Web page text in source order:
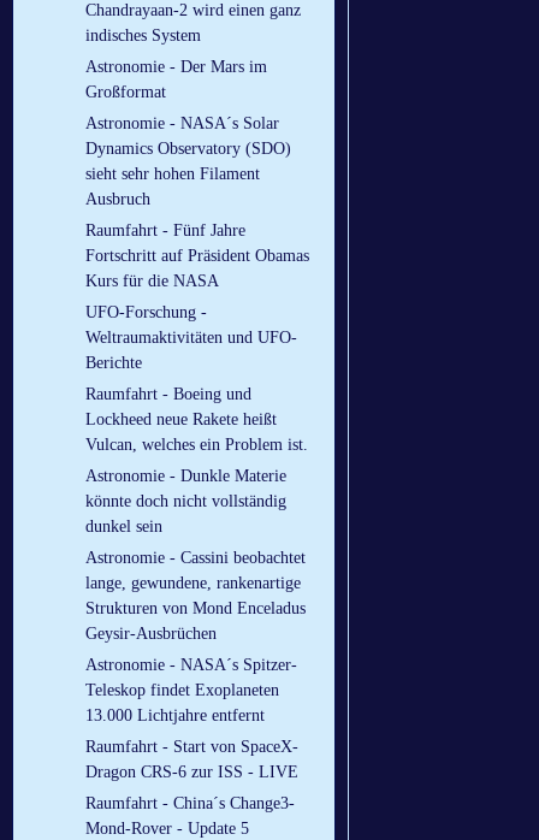
Chandrayaan-2 wird einen ganz
indisches System
Astronomie - Der Mars im
Großformat
Astronomie - NASA´s Solar
Dynamics Observatory (SDO)
sieht sehr hohen Filament
Ausbruch
Raumfahrt - Fünf Jahre
Fortschritt auf Präsident Obamas
Kurs für die NASA
UFO-Forschung -
Weltraumaktivitäten und UFO-
Berichte
Raumfahrt - Boeing und
Lockheed neue Rakete heißt
Vulcan, welches ein Problem ist.
Astronomie - Dunkle Materie
könnte doch nicht vollständig
dunkel sein
Astronomie - Cassini beobachtet
lange, gewundene, rankenartige
Strukturen von Mond Enceladus
Geysir-Ausbrüchen
Astronomie - NASA´s Spitzer-
Teleskop findet Exoplaneten
13.000 Lichtjahre entfernt
Raumfahrt - Start von SpaceX-
Dragon CRS-6 zur ISS - LIVE
Raumfahrt - China´s Change3-
Mond-Rover - Update 5